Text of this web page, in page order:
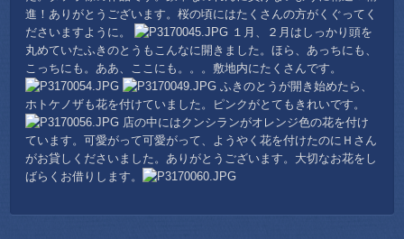
進！ありがとうございます。桜の頃にはたくさんの方がくぐってく
ださいますように。
１月、２月はしっかり頭を
丸めていたふきのとうもこんなに開きました。ほら、あっちにも、
こっちにも。ああ、ここにも。。。敷地内にたくさんです。
ふきのとうが開き始めたら、
ホトケノザも花を付けていました。ピンクがとてもきれいです。
店の中にはクンシランがオレンジ色の花を付け
ています。可愛がって可愛がって、ようやく花を付けたのにＨさん
がお貸しくださいました。ありがとうございます。大切なお花をし
ばらくお借りします。